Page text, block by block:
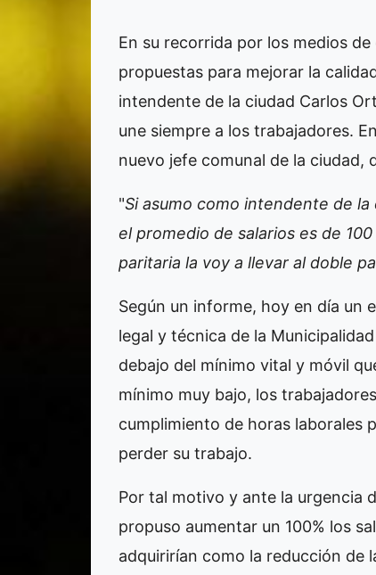
En su recorrida por los medios
propuestas para mejorar la
intendente de la ciudad Carlos
une siempre a los trabajadores.
nuevo jefe comunal de la ciudad,
"Si asumo como intendente de
el promedio de salarios es de
paritaria la voy a llevar al doble
Según un informe, hoy en día un
legal y técnica de la
debajo del mínimo vital y móvil
mínimo muy bajo, los
cumplimiento de horas laborales
perder su trabajo.
Por tal motivo y ante la urgencia
propuso aumentar un 100% los
adquirirían como la reducción de